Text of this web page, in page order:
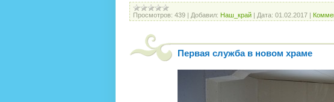
Просмотров: 439 Добавил: Наш_край Дата: 01.02.2017
Первая служба в новом храме